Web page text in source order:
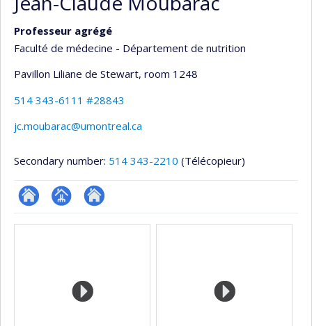
Professeur agrégé
Faculté de médecine - Département de nutrition
Pavillon Liliane de Stewart, room 1248
514 343-6111 #28843
jc.moubarac@umontreal.ca
Secondary number: 514 343-2210 (Télécopieur)
ResearchGate
Page Site
de
recherche
Media